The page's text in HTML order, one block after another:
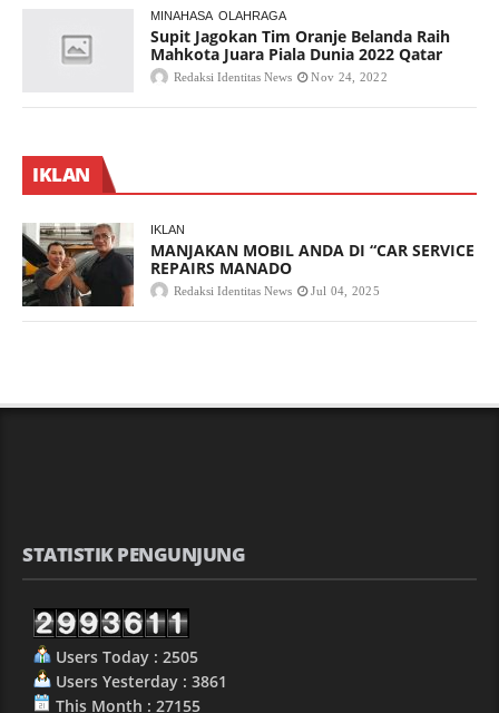
MINAHASA OLAHRAGA
Supit Jagokan Tim Oranje Belanda Raih
Mahkota Juara Piala Dunia 2022 Qatar
Redaksi Identitas News Nov 24, 2022
IKLAN
IKLAN
MANJAKAN MOBIL ANDA DI “CAR SERVICE
REPAIRS MANADO
Redaksi Identitas News Jul 04, 2025
STATISTIK PENGUNJUNG
Users Today : 2505
Users Yesterday : 3861
This Month : 27155